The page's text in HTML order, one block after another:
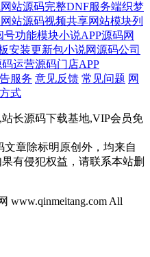
站源码完整DNF服务端织梦
站源码视频共享网站模块列
号功能模块小说APP源码网
安装更新包小说网源码公司
码运营源码门店APP
服务 意见反馈 常见问题 网
式
长源码下载基地,VIP会员免
章除标明原创外，均来自
有侵犯权益，请联系本站删
www.qinmeitang.com All